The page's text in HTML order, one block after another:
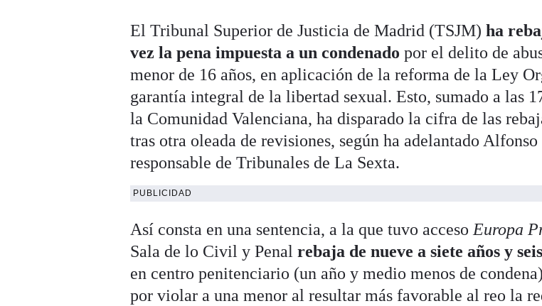
El Tribunal Superior de Justicia de Madrid (TSJM)ha
vez la pena impuesta a un condenadopor el delito de
menor de 16 años, en aplicación de la reforma de la Ley
garantía integral de la libertad sexual. Esto, sumado a las
la Comunidad Valenciana, ha disparado la cifra de las
tras otra oleada de revisiones, según ha adelantado
responsable de Tribunales de La Sexta.
PUBLICIDAD
Así consta en una sentencia, a la que tuvo acceso Europa
Sala de lo Civil y Penalrebaja de nueve a siete años y
en centro penitenciario (un año y medio menos de
por violar a una menor al resultar más favorable al reo la